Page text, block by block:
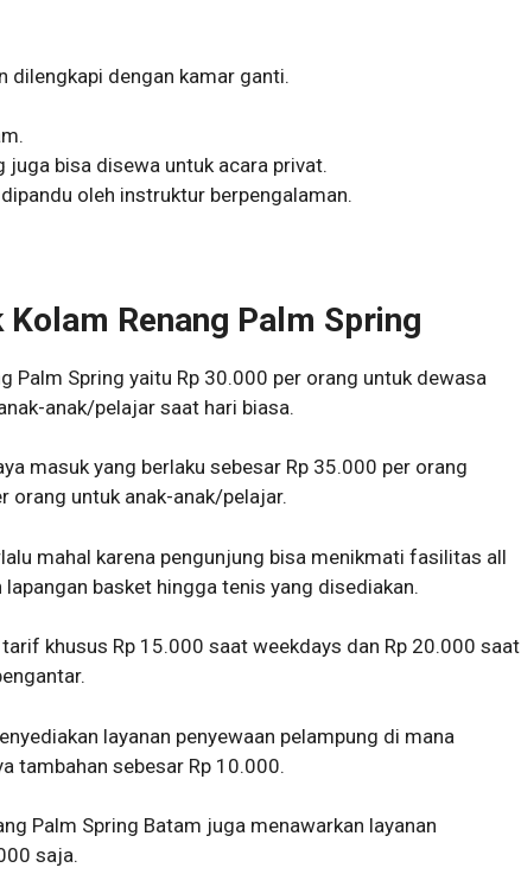
dilengkapi dengan kamar ganti.
juga bisa disewa untuk acara privat.
oleh instruktur berpengalaman.
Renang Palm Spring
Palm Spring yaitu Rp 30.000 per orang untuk dewasa
anak/pelajar saat hari biasa.
masuk yang berlaku sebesar Rp 35.000 per orang
orang untuk anak-anak/pelajar.
mahal karena pengunjung bisa menikmati fasilitas all
basket hingga tenis yang disediakan.
khusus Rp 15.000 saat weekdays dan Rp 20.000 saat
layanan penyewaan pelampung di mana
tambahan sebesar Rp 10.000.
Palm Spring Batam juga menawarkan layanan
saja.